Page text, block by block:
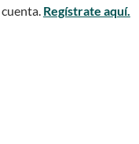
Regístrate aquí.